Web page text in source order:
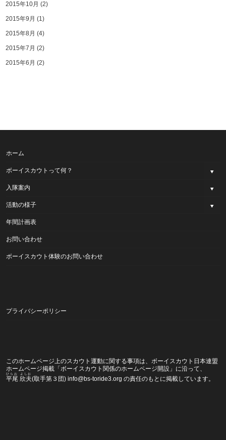
2015年10月 (2)
2015年9月 (1)
2015年8月 (4)
2015年7月 (2)
2015年6月 (2)
ホーム
ボーイスカウトって何？
入隊案内
活動の様子
年間計画表
お問い合わせ
ボーイスカウト体験のお問い合わせ
プライバシーポリシー
このホームページ上のスカウト運動に関する事項は、ボーイスカウト日本連盟
ホームページ掲載「ボーイスカウト関係のホームページ開設」 に沿って、
平尾 欣夫
ひらお よしお
(取手第３団) info@bs-toride3.org の責任のもとに掲載しています。